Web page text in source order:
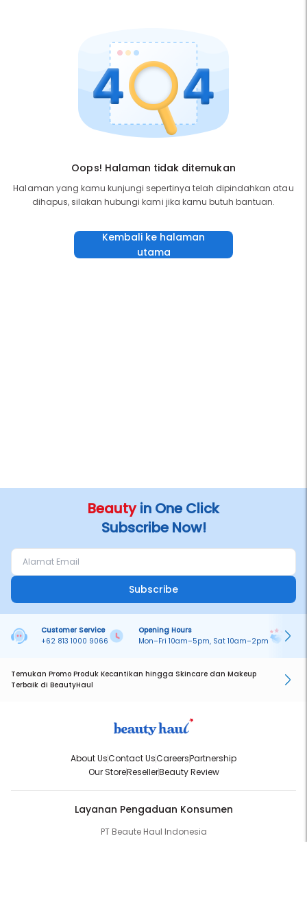
Oops! Halaman tidak ditemukan
Halaman yang kamu kunjungi sepertinya telah dipindahkan atau
dihapus, silakan hubungi kami jika kamu butuh bantuan.
Kembali ke halaman
utama
Beautyin One Click
Subscribe Now!
Subscribe
Customer Service
+62 813 1000 9066
Opening Hours
Mon–Fri 10am–5pm, Sat 10am–2pm
Temukan Promo Produk Kecantikan hingga Skincare dan Makeup
Terbaik di BeautyHaul
About UsContact UsCareersPartnership
Our StoreResellerBeauty Review
Layanan Pengaduan Konsumen
PT Beaute Haul Indonesia